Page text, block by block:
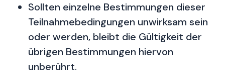
Sollten einzelne Bestimmungen dieser
Teilnahmebedingungen unwirksam sein
oder werden, bleibt die Gültigkeit der
übrigen Bestimmungen hiervon
unberührt.